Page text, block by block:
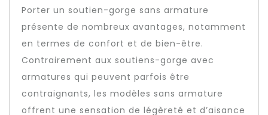
Porter un soutien-gorge sans armature
présente de nombreux avantages, notamment
en termes de confort et de bien-être.
Contrairement aux soutiens-gorge avec
armatures qui peuvent parfois être
contraignants, les modèles sans armature
offrent une sensation de légèreté et d’aisance